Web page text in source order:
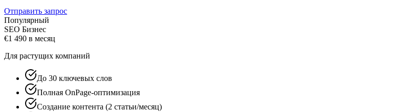
Отправить запрос
Популярный
SEO Бизнес
€1 490 в месяц
Для растущих компаний
До 30 ключевых слов
Полная OnPage-оптимизация
Создание контента (2 статьи/месяц)